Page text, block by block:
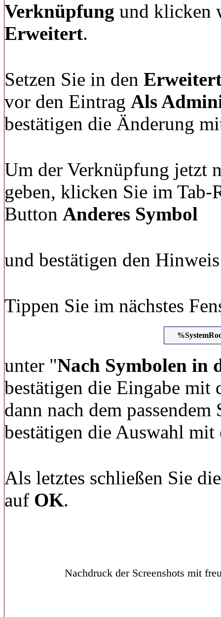
Verknüpfung und klicken
Erweitert.
Setzen Sie in den
vor den Eintrag Als
bestätigen die Änderung
Um der Verknüpfung jetzt
geben, klicken Sie im
Button Anderes Symbol
und bestätigen den
Tippen Sie im nächstes
unter "Nach Symbolen in
bestätigen die Eingabe mit
dann nach dem
bestätigen die Auswahl
Als letztes schließen Sie
auf OK.
Nachdruck der Screenshots mit